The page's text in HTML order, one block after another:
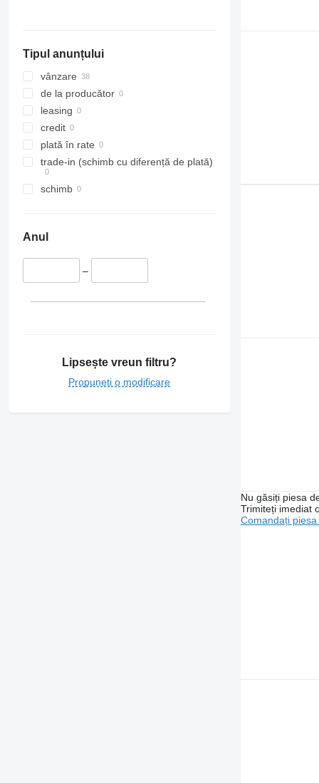
Tipul anunțului
vânzare
de la producător
leasing
credit
plată în rate
trade-in (schimb cu diferență de plată)
schimb
Anul
–
Lipsește vreun filtru?
Propuneți o modificare
Nu găsiți piesa
Trimiteți imediat
Comandați